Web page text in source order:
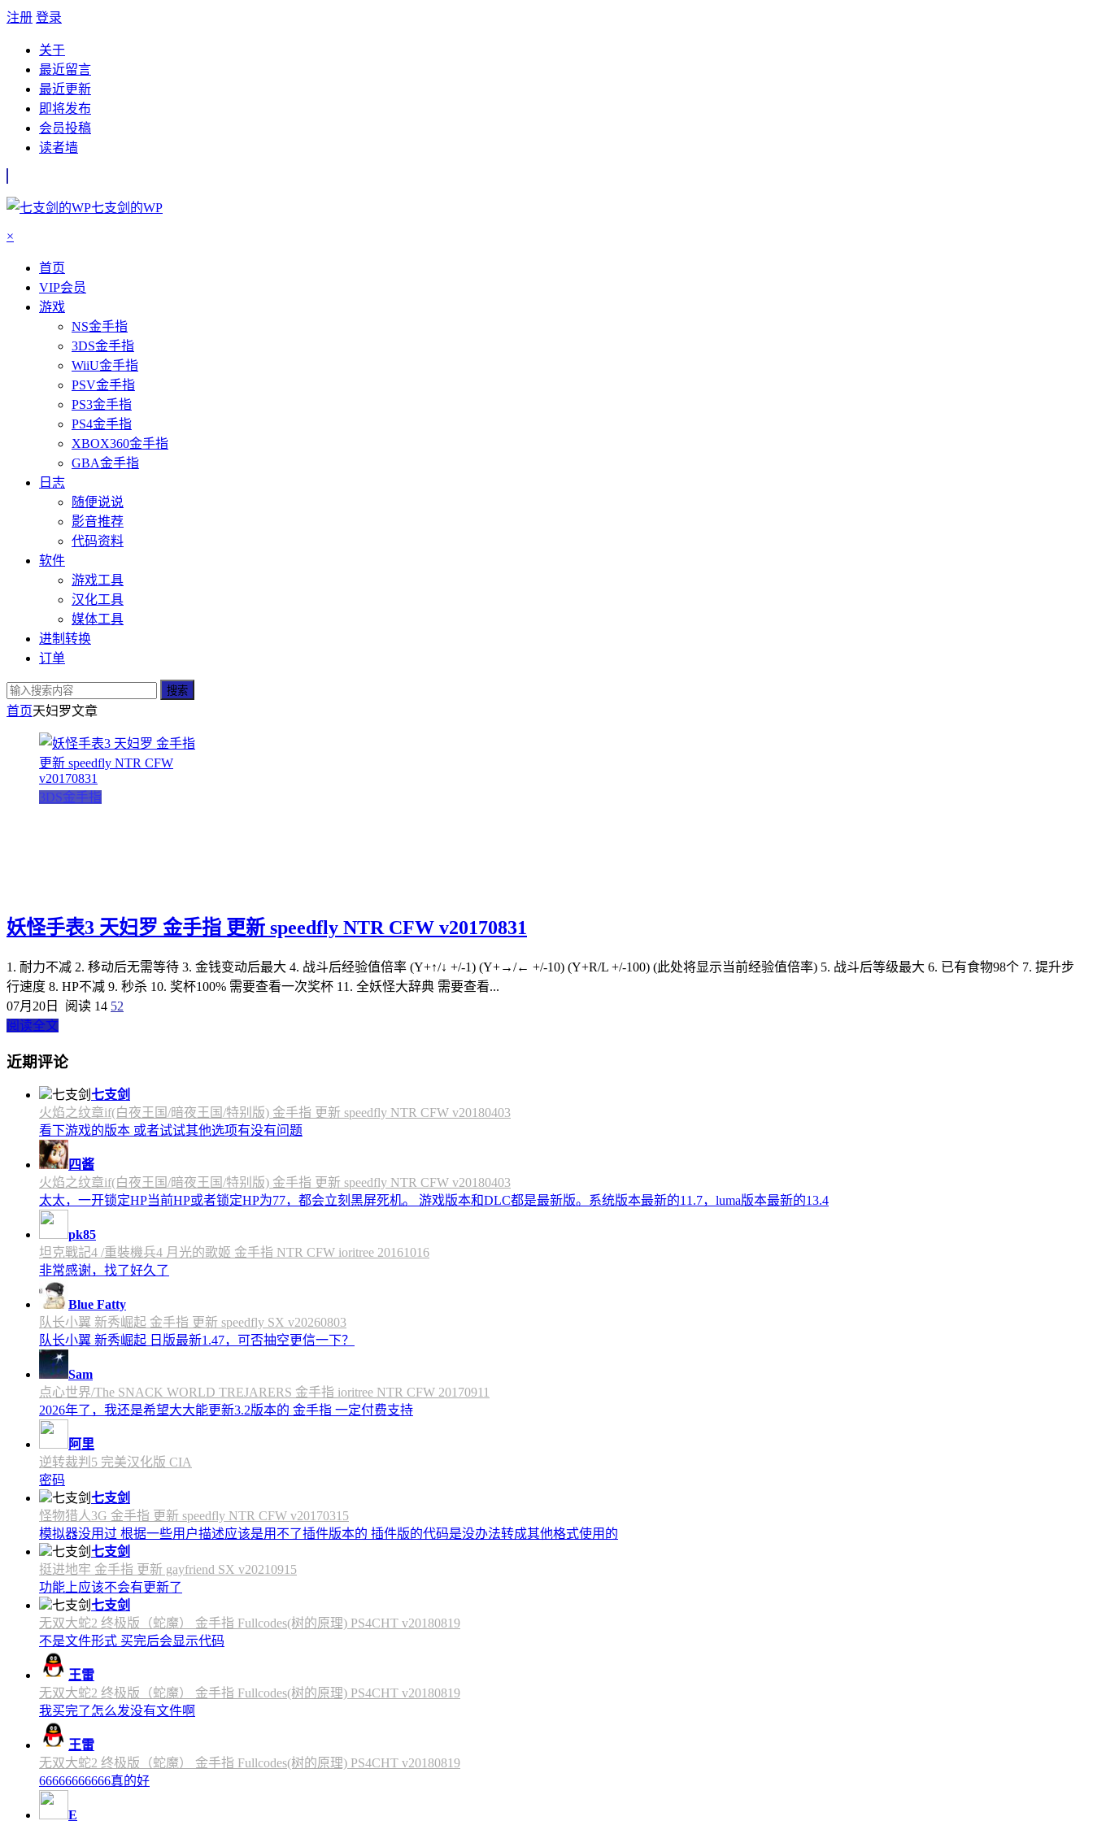
注册 登录
关于
最近留言
最近更新
即将发布
会员投稿
读者墙
七支剑的WP
×
首页
VIP会员
游戏
NS金手指
3DS金手指
WiiU金手指
PSV金手指
PS3金手指
PS4金手指
XBOX360金手指
GBA金手指
日志
随便说说
影音推荐
代码资料
软件
游戏工具
汉化工具
媒体工具
进制转换
订单
搜索
首页天妇罗文章
3DS金手指
妖怪手表3 天妇罗 金手指 更新 speedfly NTR CFW v20170831
1. 耐力不减 2. 移动后无需等待 3. 金钱变动后最大 4. 战斗后经验值倍率 (Y+↑/↓ +/-1) (Y+→/← +/-10) (Y+R/L +/-100) (此处将显示当前经验值倍率) 5. 战斗后等级最大 6. 已有食物98个 7. 提升步
行速度 8. HP不减 9. 秒杀 10. 奖杯100% 需要查看一次奖杯 11. 全妖怪大辞典 需要查看...
07月20日
阅读 14 52
阅读全文
近期评论
七支剑
火焰之纹章if(白夜王国/暗夜王国/特别版) 金手指 更新 speedfly NTR CFW v20180403
看下游戏的版本 或者试试其他选项有没有问题
四酱
火焰之纹章if(白夜王国/暗夜王国/特别版) 金手指 更新 speedfly NTR CFW v20180403
太太，一开锁定HP当前HP或者锁定HP为77，都会立刻黑屏死机。 游戏版本和DLC都是最新版。系统版本最新的11.7，luma版本最新的13.4
pk85
坦克戰記4 /重裝機兵4 月光的歌姬 金手指 NTR CFW ioritree 20161016
非常感谢，找了好久了
Blue Fatty
队长小翼 新秀崛起 金手指 更新 speedfly SX v20260803
队长小翼 新秀崛起 日版最新1.47，可否抽空更信一下？
Sam
点心世界/The SNACK WORLD TREJARERS 金手指 ioritree NTR CFW 20170911
2026年了，我还是希望大大能更新3.2版本的 金手指 一定付费支持
阿里
逆转裁判5 完美汉化版 CIA
密码
七支剑
怪物猎人3G 金手指 更新 speedfly NTR CFW v20170315
模拟器没用过 根据一些用户描述应该是用不了插件版本的 插件版的代码是没办法转成其他格式使用的
七支剑
挺进地牢 金手指 更新 gayfriend SX v20210915
功能上应该不会有更新了
七支剑
无双大蛇2 终极版（蛇魔） 金手指 Fullcodes(树的原理) PS4CHT v20180819
不是文件形式 买完后会显示代码
王雷
无双大蛇2 终极版（蛇魔） 金手指 Fullcodes(树的原理) PS4CHT v20180819
我买完了怎么发没有文件啊
王雷
无双大蛇2 终极版（蛇魔） 金手指 Fullcodes(树的原理) PS4CHT v20180819
66666666666真的好
E